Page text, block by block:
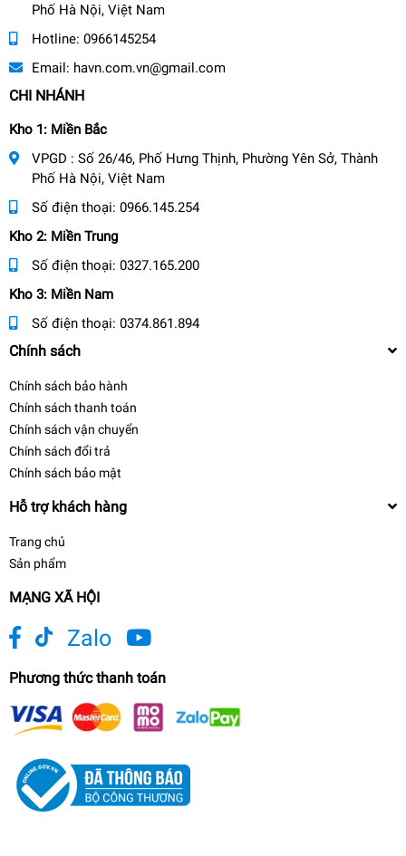
Phố Hà Nội, Việt Nam
Hotline: 0966145254
Email: havn.com.vn@gmail.com
CHI NHÁNH
Kho 1: Miền Bắc
VPGD : Số 26/46, Phố Hưng Thịnh, Phường Yên Sở, Thành
Phố Hà Nội, Việt Nam
Số điện thoại: 0966.145.254
Kho 2: Miền Trung
Số điện thoại: 0327.165.200
Kho 3: Miền Nam
Số điện thoại: 0374.861.894
Chính sách
Chính sách bảo hành
Chính sách thanh toán
Chính sách vận chuyển
Chính sách đổi trả
Chính sách bảo mật
Hỗ trợ khách hàng
Trang chủ
Sản phẩm
MẠNG XÃ HỘI
Zalo
Phương thức thanh toán